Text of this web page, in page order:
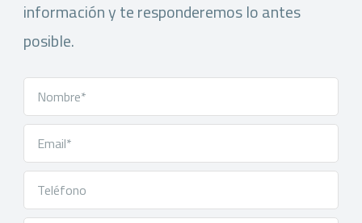
información y te responderemos lo antes
posible.